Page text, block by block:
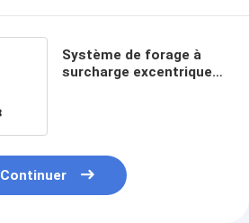
Système de forage à
surcharge excentrique
Continuer